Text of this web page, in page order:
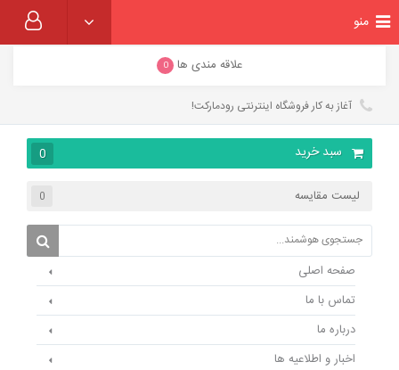
علاقه مندی ها 0
آغاز به کار فروشگاه اینترنتی رودمارکت!
سبد خرید 0
لیست مقایسه 0
صفحه اصلی
تماس با ما
درباره ما
اخبار و اطلاعیه ها
منو